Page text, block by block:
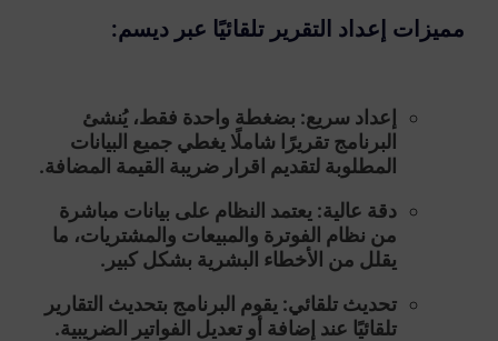
مميزات إعداد التقرير تلقائيًا عبر ديسم:
إعداد سريع: بضغطة واحدة فقط، يُنشئ
البرنامج تقريرًا شاملًا يغطي جميع البيانات
المطلوبة لتقديم اقرار ضريبة القيمة المضافة.
دقة عالية: يعتمد النظام على بيانات مباشرة
من نظام الفوترة والمبيعات والمشتريات، ما
يقلل من الأخطاء البشرية بشكل كبير.
تحديث تلقائي: يقوم البرنامج بتحديث التقارير
تلقائيًا عند إضافة أو تعديل الفواتير الضريبية.